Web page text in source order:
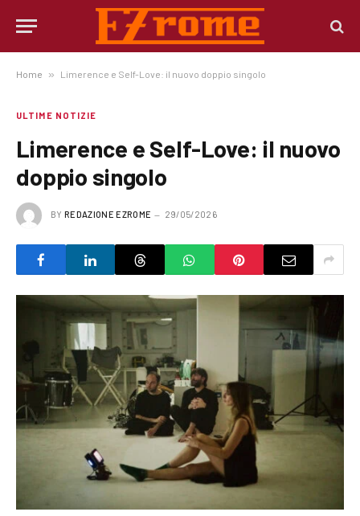
Home » Limerence e Self-Love: il nuovo doppio singolo
ULTIME NOTIZIE
Limerence e Self-Love: il nuovo
doppio singolo
BY REDAZIONE EZROME 29/05/2026